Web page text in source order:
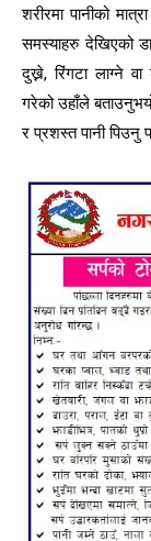
शरीरमा पानीको
समस्याहरु देखिएको
दुख्ने, रिंगटा लाग्ने
गरेको उहाँले
र प्रशस्त पानी पिउनु